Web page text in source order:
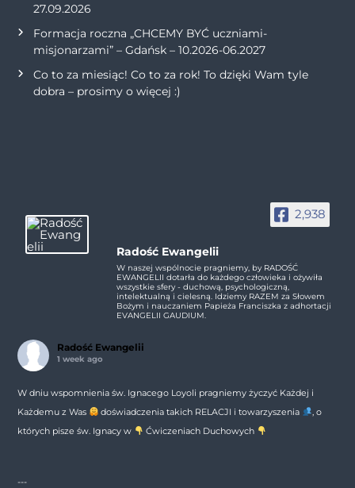
27.09.2026
Formacja roczna „CHCEMY BYĆ uczniami-
misjonarzami” – Gdańsk – 10.2026-06.2027
Co to za miesiąc! Co to za rok! To dzięki Wam tyle
dobra – prosimy o więcej :)
2,938
Radość Ewangelii
W naszej wspólnocie pragniemy, by RADOŚĆ
EWANGELII dotarła do każdego człowieka i ożywiła
wszystkie sfery - duchową, psychologiczną,
intelektualną i cielesną. Idziemy RAZEM za Słowem
Bożym i nauczaniem Papieża Franciszka z adhortacji
EVANGELII GAUDIUM.
Radość Ewangelii
1 week ago
W dniu wspomnienia św. Ignacego Loyoli pragniemy życzyć Każdej i
Każdemu z Was
doświadczenia takich RELACJI i towarzyszenia
, o
których pisze św. Ignacy w
Ćwiczeniach Duchowych
---